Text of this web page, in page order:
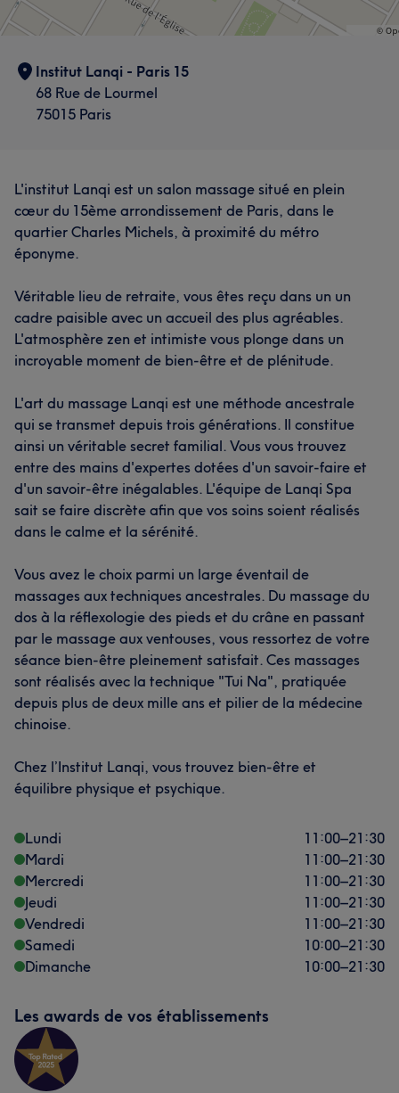
Institut Lanqi - Paris 15
68 Rue de Lourmel
75015 Paris
L'institut Lanqi est un salon massage situé en plein
cœur du 15ème arrondissement de Paris, dans le
quartier Charles Michels, à proximité du métro
éponyme.
Véritable lieu de retraite, vous êtes reçu dans un un
cadre paisible avec un accueil des plus agréables.
L'atmosphère zen et intimiste vous plonge dans un
incroyable moment de bien-être et de plénitude.
L'art du massage Lanqi est une méthode ancestrale
qui se transmet depuis trois générations. Il constitue
ainsi un véritable secret familial. Vous vous trouvez
entre des mains d'expertes dotées d'un savoir-faire et
d'un savoir-être inégalables. L'équipe de Lanqi Spa
sait se faire discrète afin que vos soins soient réalisés
dans le calme et la sérénité.
Vous avez le choix parmi un large éventail de
massages aux techniques ancestrales. Du massage du
dos à la réflexologie des pieds et du crâne en passant
par le massage aux ventouses, vous ressortez de votre
séance bien-être pleinement satisfait. Ces massages
sont réalisés avec la technique "Tui Na", pratiquée
depuis plus de deux mille ans et pilier de la médecine
chinoise.
Chez l’Institut Lanqi, vous trouvez bien-être et
équilibre physique et psychique.
Lundi 11:00–21:30
Mardi
11:00–21:30
Mercredi
11:00–21:30
Jeudi
11:00–21:30
Vendredi
11:00–21:30
Samedi
10:00–21:30
Dimanche
10:00–21:30
Les awards de vos établissements